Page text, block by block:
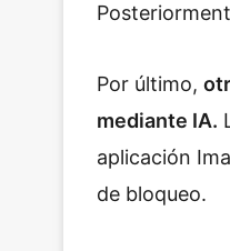
Por último,
mediante IA.
aplicación
de bloqueo.